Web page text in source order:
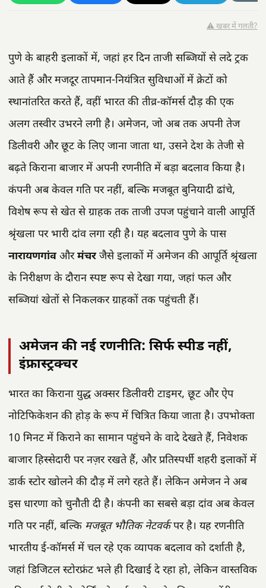
⚠️ खबर में गलती?
पुणे के बाहरी इलाकों में, जहां हर दिन ताजी सब्जियों से लदे ट्रक
आते हैं और मजदूर तापमान-नियंत्रित सुविधाओं में क्रेटों को
स्थानांतरित करते हैं, वहीं भारत की तीव्र-कॉमर्स दौड़ की एक
अलग तस्वीर उभरने लगी है। अमेजन, जो अब तक अपनी तेज
डिलीवरी और छूट के लिए जाना जाता था, उसने देश के तेजी से
बढ़ते किराना बाजार में अपनी रणनीति में बड़ा बदलाव किया है।
कंपनी अब केवल गति पर नहीं, बल्कि मजबूत बुनियादी ढांचे,
विशेष रूप से खेत से ग्राहक तक ताजी उपज पहुंचाने वाली आपूर्ति
श्रृंखला पर भारी दांव लगा रही है। यह बदलाव पुणे के पास
नारायणगांवऔरमंचरजैसे इलाकों में अमेजन की आपूर्ति श्रृंखला
के निरीक्षण के दौरान स्पष्ट रूप से देखा गया, जहां फल और
सब्जियां खेतों से निकलकर ग्राहकों तक पहुंचती हैं।
अमेजन की नई रणनीति: सिर्फ स्पीड नहीं,
इंफ्रास्ट्रक्चर
भारत का किराना युद्ध अक्सर डिलीवरी टाइमर, छूट और ऐप
नोटिफिकेशन की होड़ के रूप में चित्रित किया जाता है। उपभोक्ता
10 मिनट में किराने का सामान पहुंचने के वादे देखते हैं, निवेशक
बाजार हिस्सेदारी पर नज़र रखते हैं, और प्रतिस्पर्धी शहरी इलाकों में
डार्क स्टोर खोलने की दौड़ में लगे रहते हैं। लेकिन अमेजन ने अब
इस धारणा को चुनौती दी है। कंपनी का सबसे बड़ा दांव अब केवल
गति पर नहीं, बल्कि मजबूत भौतिक नेटवर्कपर है। यह रणनीति
भारतीय ई-कॉमर्स में चल रहे एक व्यापक बदलाव को दर्शाती है,
जहां डिजिटल स्टोरफ्रंट भले ही दिखाई दे रहा हो, लेकिन वास्तविक